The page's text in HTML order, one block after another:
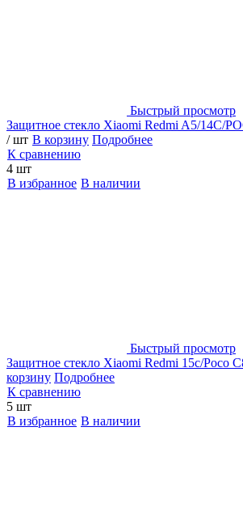
Быстрый просмотр
Защитное стекло Xiaomi Redmi A5/14C/
/ шт В корзину Подробнее
К сравнению
4 шт
В избранное В наличии
Быстрый просмотр
Защитное стекло Xiaomi Redmi 15c/Poco
корзину Подробнее
К сравнению
5 шт
В избранное В наличии